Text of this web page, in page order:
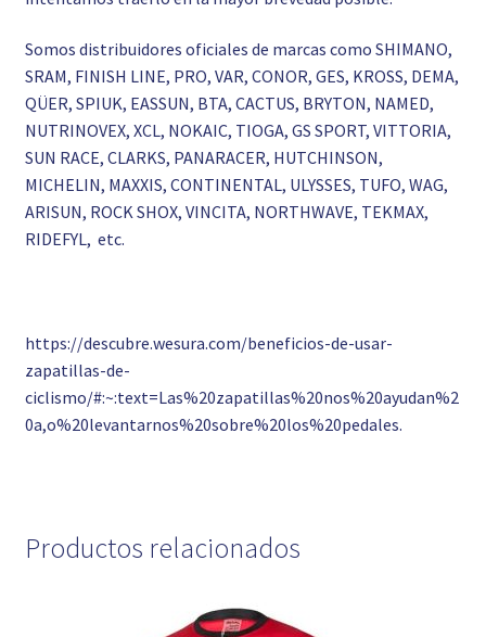
Somos distribuidores oficiales de marcas como SHIMANO,
SRAM, FINISH LINE, PRO, VAR, CONOR, GES, KROSS, DEMA,
QÜER, SPIUK, EASSUN, BTA, CACTUS, BRYTON, NAMED,
NUTRINOVEX, XCL, NOKAIC, TIOGA, GS SPORT, VITTORIA,
SUN RACE, CLARKS, PANARACER, HUTCHINSON,
MICHELIN, MAXXIS, CONTINENTAL, ULYSSES, TUFO, WAG,
ARISUN, ROCK SHOX, VINCITA, NORTHWAVE, TEKMAX,
RIDEFYL, etc.
https://descubre.wesura.com/beneficios-de-usar-
zapatillas-de-
ciclismo/#:~:text=Las%20zapatillas%20nos%20ayudan%2
0a,o%20levantarnos%20sobre%20los%20pedales.
Productos relacionados